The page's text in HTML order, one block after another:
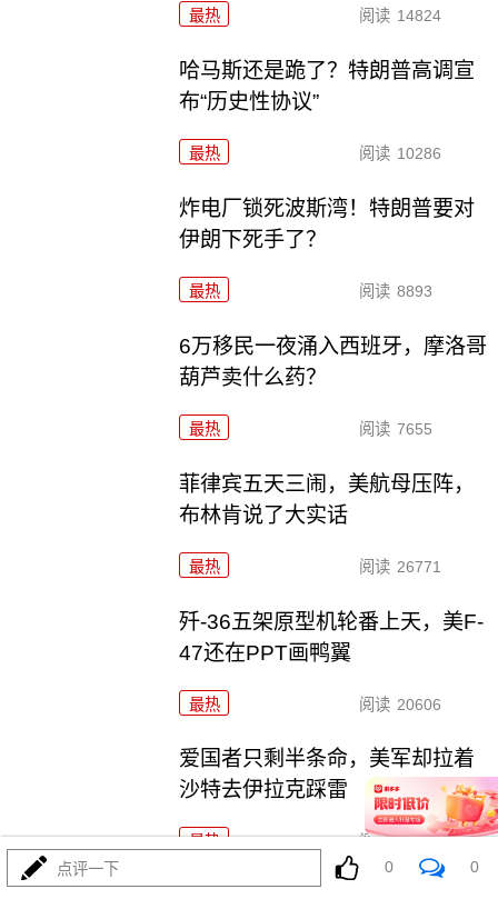
最热 阅读 14824
哈马斯还是跪了？特朗普高调宣
布“历史性协议”
最热 阅读 10286
炸电厂锁死波斯湾！特朗普要对
伊朗下死手了？
最热 阅读 8893
6万移民一夜涌入西班牙，摩洛哥
葫芦卖什么药？
最热 阅读 7655
菲律宾五天三闹，美航母压阵，
布林肯说了大实话
最热 阅读 26771
歼-36五架原型机轮番上天，美F-
47还在PPT画鸭翼
最热 阅读 20606
爱国者只剩半条命，美军却拉着
沙特去伊拉克踩雷
最热 阅读 11802
点评一下 0 0